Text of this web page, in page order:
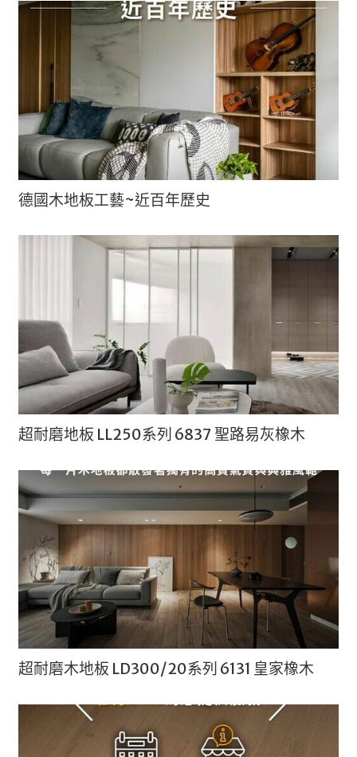
德國木地板工藝~近百年歷史
超耐磨地板 LL250系列 6837 聖路易灰橡木
超耐磨木地板 LD300/20系列 6131 皇家橡木